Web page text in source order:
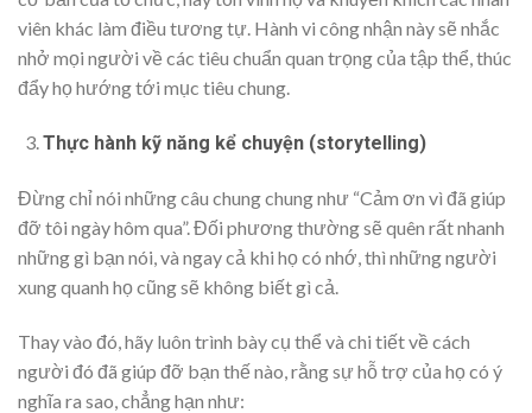
viên khác làm điều tương tự. Hành vi công nhận này sẽ nhắc
nhở mọi người về các tiêu chuẩn quan trọng của tập thể, thúc
đẩy họ hướng tới mục tiêu chung.
Thực hành kỹ năng kể chuyện (storytelling)
Đừng chỉ nói những câu chung chung như “Cảm ơn vì đã giúp
đỡ tôi ngày hôm qua”. Đối phương thường sẽ quên rất nhanh
những gì bạn nói, và ngay cả khi họ có nhớ, thì những người
xung quanh họ cũng sẽ không biết gì cả.
Thay vào đó, hãy luôn trình bày cụ thể và chi tiết về cách
người đó đã giúp đỡ bạn thế nào, rằng sự hỗ trợ của họ có ý
nghĩa ra sao, chẳng hạn như: